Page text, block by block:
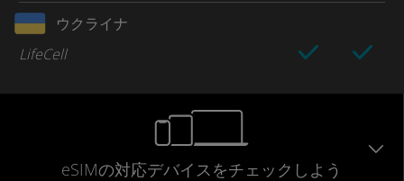
ウクライナ
LifeCell
eSIMの対応デバイスをチェックしよう